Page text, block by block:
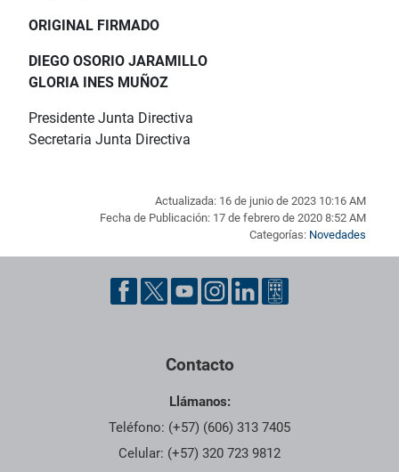
ORIGINAL FIRMADO
DIEGO OSORIO JARAMILLO
GLORIA INES MUÑOZ
Presidente Junta Directiva
Secretaria Junta Directiva
Actualizada: 16 de junio de 2023 10:16 AM
Fecha de Publicación: 17 de febrero de 2020 8:52 AM
Categorías: Novedades
Pie de página con información de contacto, redes sociales y
Contacto
Llámanos:
Teléfono: (+57) (606) 313 7405
Celular: (+57) 320 723 9812